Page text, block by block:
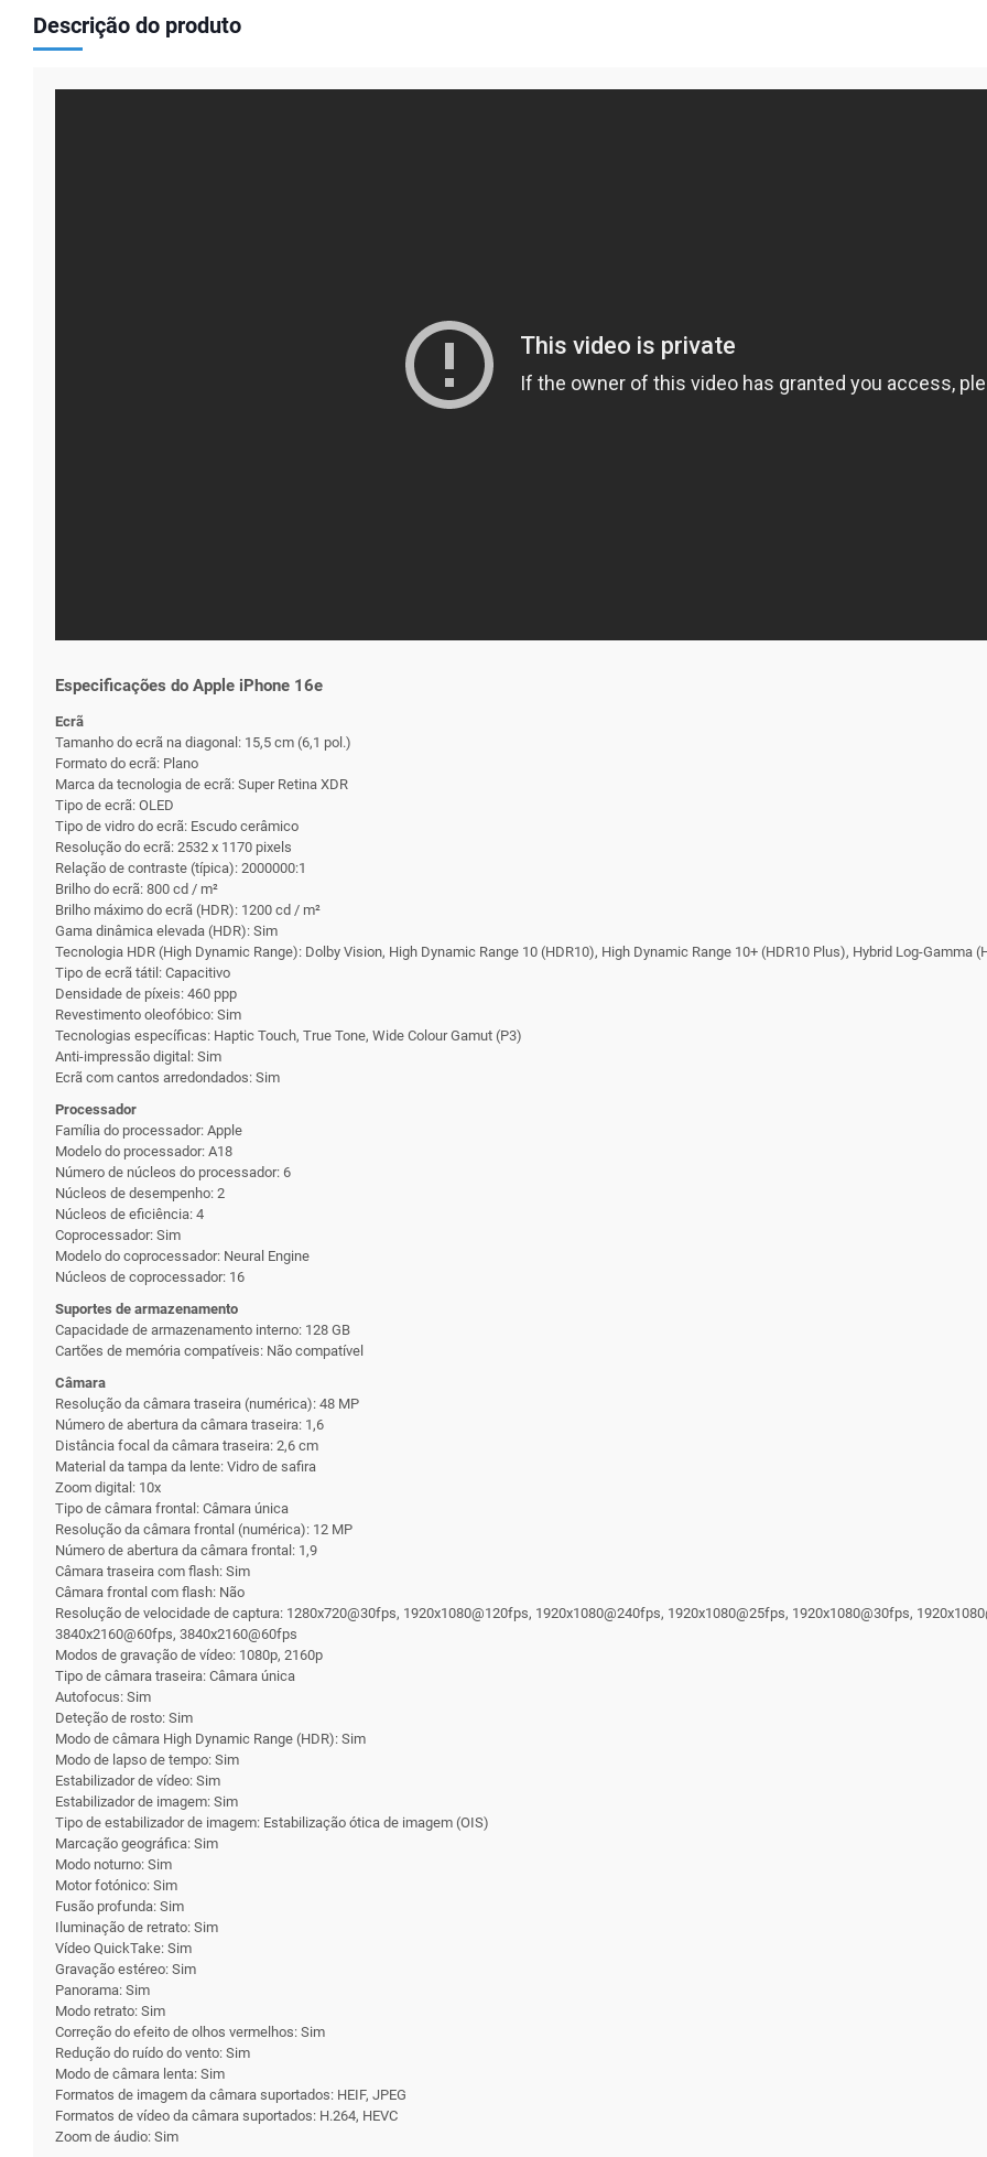
Descrição do produto
Especificações do Apple iPhone 16e
Ecrã
Tamanho do ecrã na diagonal: 15,5 cm (6,1 pol.)
Formato do ecrã: Plano
Marca da tecnologia de ecrã: Super Retina XDR
Tipo de ecrã: OLED
Tipo de vidro do ecrã: Escudo cerâmico
Resolução do ecrã: 2532 x 1170 pixels
Relação de contraste (típica): 2000000:1
Brilho do ecrã: 800 cd / m²
Brilho máximo do ecrã (HDR): 1200 cd / m²
Gama dinâmica elevada (HDR): Sim
Tecnologia HDR (High Dynamic Range): Dolby Vision, High Dynamic Range 10 (HDR10), High Dynamic Range 10+ (HDR10 Plus), Hybrid Log-Gamma
Tipo de ecrã tátil: Capacitivo
Densidade de píxeis: 460 ppp
Revestimento oleofóbico: Sim
Tecnologias específicas: Haptic Touch, True Tone, Wide Colour Gamut (P3)
Anti-impressão digital: Sim
Ecrã com cantos arredondados: Sim
Processador
Família do processador: Apple
Modelo do processador: A18
Número de núcleos do processador: 6
Núcleos de desempenho: 2
Núcleos de eficiência: 4
Coprocessador: Sim
Modelo do coprocessador: Neural Engine
Núcleos de coprocessador: 16
Suportes de armazenamento
Capacidade de armazenamento interno: 128 GB
Cartões de memória compatíveis: Não compatível
Câmara
Resolução da câmara traseira (numérica): 48 MP
Número de abertura da câmara traseira: 1,6
Distância focal da câmara traseira: 2,6 cm
Material da tampa da lente: Vidro de safira
Zoom digital: 10x
Tipo de câmara frontal: Câmara única
Resolução da câmara frontal (numérica): 12 MP
Número de abertura da câmara frontal: 1,9
Câmara traseira com flash: Sim
Câmara frontal com flash: Não
Resolução de velocidade de captura: 1280x720@30fps, 1920x1080@120fps, 1920x1080@240fps, 1920x1080@25fps, 1920x1080@30fps,
3840x2160@60fps, 3840x2160@60fps
Modos de gravação de vídeo: 1080p, 2160p
Tipo de câmara traseira: Câmara única
Autofocus: Sim
Deteção de rosto: Sim
Modo de câmara High Dynamic Range (HDR): Sim
Modo de lapso de tempo: Sim
Estabilizador de vídeo: Sim
Estabilizador de imagem: Sim
Tipo de estabilizador de imagem: Estabilização ótica de imagem (OIS)
Marcação geográfica: Sim
Modo noturno: Sim
Motor fotónico: Sim
Fusão profunda: Sim
Iluminação de retrato: Sim
Vídeo QuickTake: Sim
Gravação estéreo: Sim
Panorama: Sim
Modo retrato: Sim
Correção do efeito de olhos vermelhos: Sim
Redução do ruído do vento: Sim
Modo de câmara lenta: Sim
Formatos de imagem da câmara suportados: HEIF, JPEG
Formatos de vídeo da câmara suportados: H.264, HEVC
Zoom de áudio: Sim